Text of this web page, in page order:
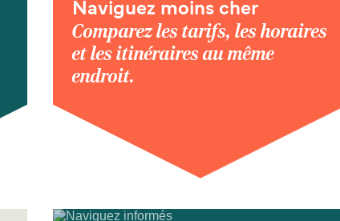
Naviguez moins cher
Comparez les tarifs, les horaires
et les itinéraires au même
endroit.